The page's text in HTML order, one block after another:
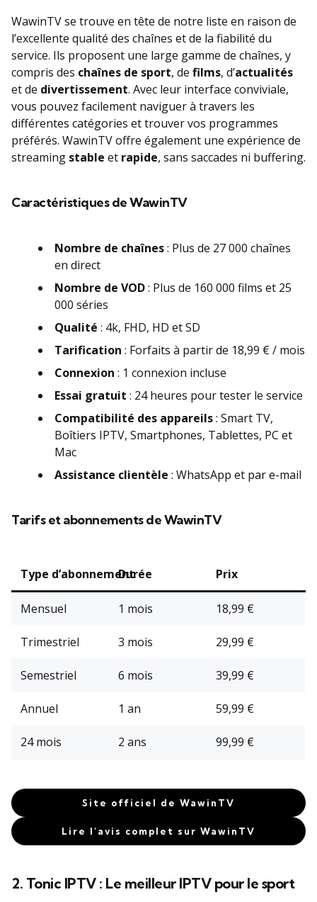
WawinTV se trouve en tête de notre liste en raison de
l’excellente qualité des chaînes et de la fiabilité du
service. Ils proposent une large gamme de chaînes, y
compris des chaînes de sport, de films, d’actualités
et de divertissement. Avec leur interface conviviale,
vous pouvez facilement naviguer à travers les
différentes catégories et trouver vos programmes
préférés. WawinTV offre également une expérience de
streaming stable et rapide, sans saccades ni buffering.
Caractéristiques de WawinTV
Nombre de chaînes: Plus de 27 000 chaînes
en direct
Nombre de VOD: Plus de 160 000 films et 25
000 séries
Qualité : 4k, FHD, HD et SD
Tarification : Forfaits à partir de 18,99 € / mois
Connexion : 1 connexion incluse
Essai gratuit : 24 heures pour tester le service
Compatibilité des appareils: Smart TV,
Boîtiers IPTV, Smartphones, Tablettes, PC et
Mac
Assistance clientèle : WhatsApp et par e-mail
Tarifs et abonnements de WawinTV
Type d’abonnementDurée Prix
Mensuel 1 mois 18,99 €
Trimestriel 3 mois 29,99 €
Semestriel 6 mois 39,99 €
Annuel 1 an 59,99 €
24 mois 2 ans 99,99 €
Site officiel de WawinTV
Lire l’avis complet sur WawinTV
2. Tonic IPTV : Le meilleur IPTV pour le sport